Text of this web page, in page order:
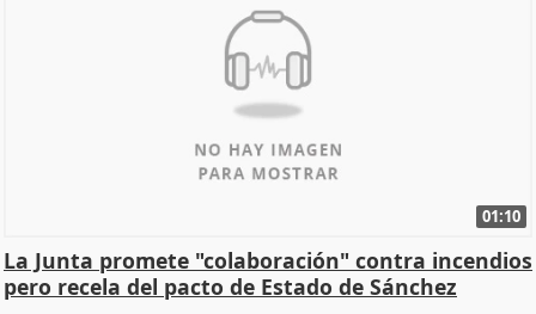
01:10
La Junta promete "colaboración" contra incendios
pero recela del pacto de Estado de Sánchez